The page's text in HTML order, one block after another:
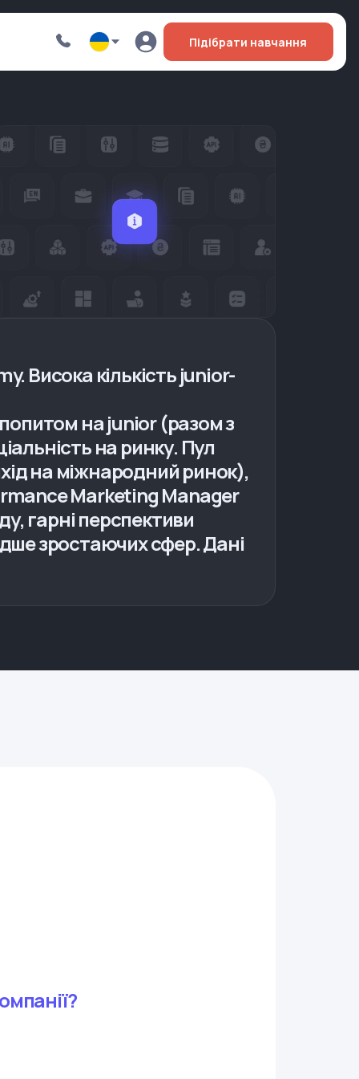
Підібрати навчання
Висока кількість junior-
на junior (разом з
на ринку. Пул
на міжнародний ринок),
Marketing Manager
гарні перспективи
зростаючих сфер. Дані